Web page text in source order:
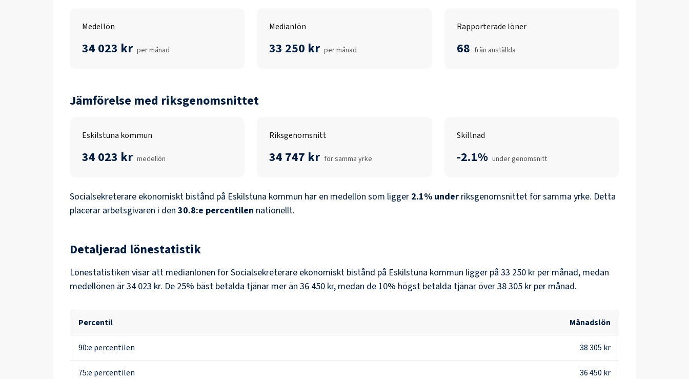
Medellön
34 023 kr per månad
Medianlön
33 250 kr per månad
Rapporterade löner
68 från anställda
Jämförelse med riksgenomsnittet
Eskilstuna kommun
34 023 kr medellön
Riksgenomsnitt
34 747 kr för samma yrke
Skillnad
-2.1% under genomsnitt
Socialsekreterare ekonomiskt bistånd på Eskilstuna kommun har en medellön som ligger 2.1% under riksgenomsnittet för samma yrke. Detta
placerar arbetsgivaren i den 30.8:e percentilen nationellt.
Detaljerad lönestatistik
Lönestatistiken visar att medianlönen förSocialsekreterare ekonomiskt bistånd på Eskilstuna kommun ligger på 33 250 kr per månad, medan
medellönen är34 023 kr. De 25% bäst betalda tjänar mer än 36 450 kr, medan de 10% högst betalda tjänar över38 305 kr per månad.
Percentil Månadslön
90:e percentilen 38 305 kr
75:e percentilen 36 450 kr